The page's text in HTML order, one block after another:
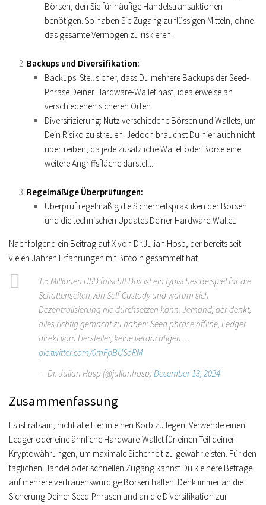
Börsen, den Sie für häufige Handelstransaktionen
benötigen. So haben Sie Zugang zu flüssigen Mitteln, ohne
das gesamte Vermögen zu riskieren.
Backups und Diversifikation:
Backups: Stell sicher, dass Du mehrere Backups der Seed-
Phrase Deiner Hardware-Wallet hast, idealerweise an
verschiedenen sicheren Orten.
Diversifizierung: Nutz verschiedene Börsen und Wallets, um
Dein Risiko zu streuen. Jedoch brauchst Du hier auch nicht
übertreiben, da jede zusätzliche Wallet oder Börse eine
weitere Angriffsfläche darstellt.
Regelmäßige Überprüfungen:
Überprüf regelmäßig die Sicherheitspraktiken der Börsen
und die technischen Updates Deiner Hardware-Wallet.
Nachfolgend ein Beitrag auf X von Dr.Julian Hosp, der bereits seit
vielen Jahren Erfahrungen mit Bitcoin gesammelt hat.
1.5 Millionen USD futsch!! Das ist ein typisches Beispiel für die
Schattenseiten von Self-Custody und warum sich
Dezentralisierung nie durchsetzen kann. Jemand, der denkt,
alles richtig gemacht zu haben: Seed phrase offline, Ledger
direkt vom Hersteller, keine verdächtigen…
pic.twitter.com/0mFpBUSoRM
— Dr. Julian Hosp (@julianhosp) December 13, 2024
Zusammenfassung
Es ist ratsam, nicht alle Eier in einen Korb zu legen. Verwende einen
Ledger oder eine ähnliche Hardware-Wallet für einen Teil deiner
Kryptowährungen, um maximale Sicherheit zu gewährleisten. Für den
täglichen Handel oder schnellen Zugang kannst Du kleinere Beträge
auf mehrere vertrauenswürdige Börsen halten. Denk immer an die
Sicherung Deiner Seed-Phrasen und an die Diversifikation zur